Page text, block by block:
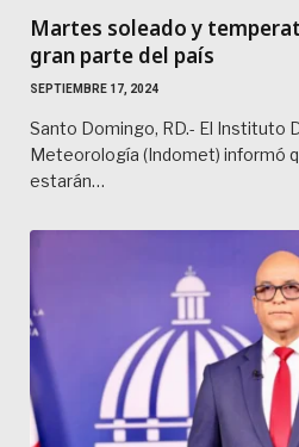
Martes soleado y
gran parte del país
SEPTIEMBRE 17, 2024
Santo Domingo, RD.- El Instituto
Meteorología (Indomet) informó
estarán…